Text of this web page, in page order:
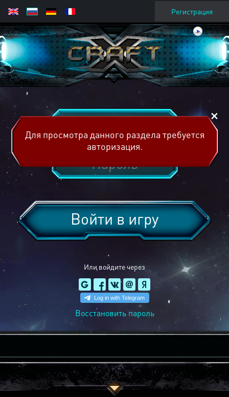
Регистрация
Или войдите через
Войти в игру
Восстановить пароль
Для просмотра данного раздела требуется
авторизация.